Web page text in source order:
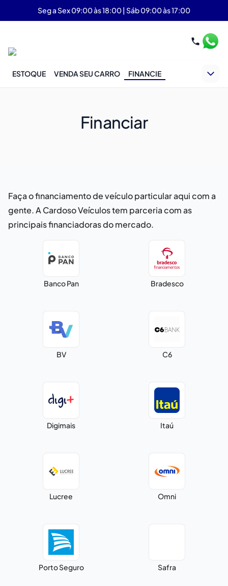
Seg a Sex 09:00 às 18:00 | Sáb 09:00 às 17:00
ESTOQUE VENDA SEU CARRO FINANCIE
Financiar
Faça o financiamento de veículo particular aqui com a
gente. A Cardoso Veículos tem parceria com as
principais financiadoras do mercado.
Banco Pan Bradesco
BV C6
Digimais Itaú
Lucree Omni
Porto Seguro Safra